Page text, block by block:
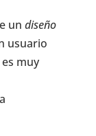
un diseño
usuario
muy